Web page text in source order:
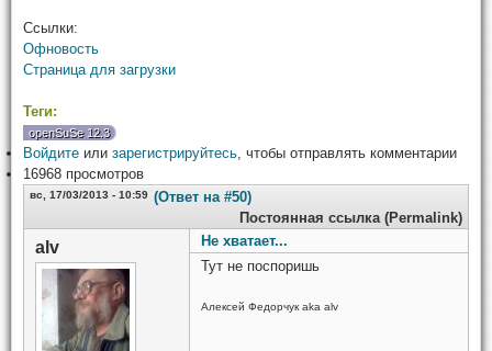
Ссылки:
Офновость
Страница для загрузки
Теги:
openSuSe 12.3
Войдите или зарегистрируйтесь, чтобы отправлять комментарии
16968 просмотров
вс, 17/03/2013 - 10:59 (Ответ на #50)
Постоянная ссылка (Permalink)
alv
Не хватает...
Тут не поспоришь
Алексей Федорчук aka alv